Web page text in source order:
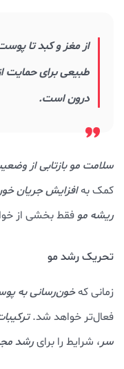
از مغز و کبد تا
طبیعی برای حمایت
درون است.
سلامت مو بازتابی از
کمک بهافزایش جریان
ریشه مو فقط بخشی از
تحریک رشد مو
زمانی کهخون‌رسانی به
فعال‌تر خواهد شد.
سر، شرایط را برایرشد